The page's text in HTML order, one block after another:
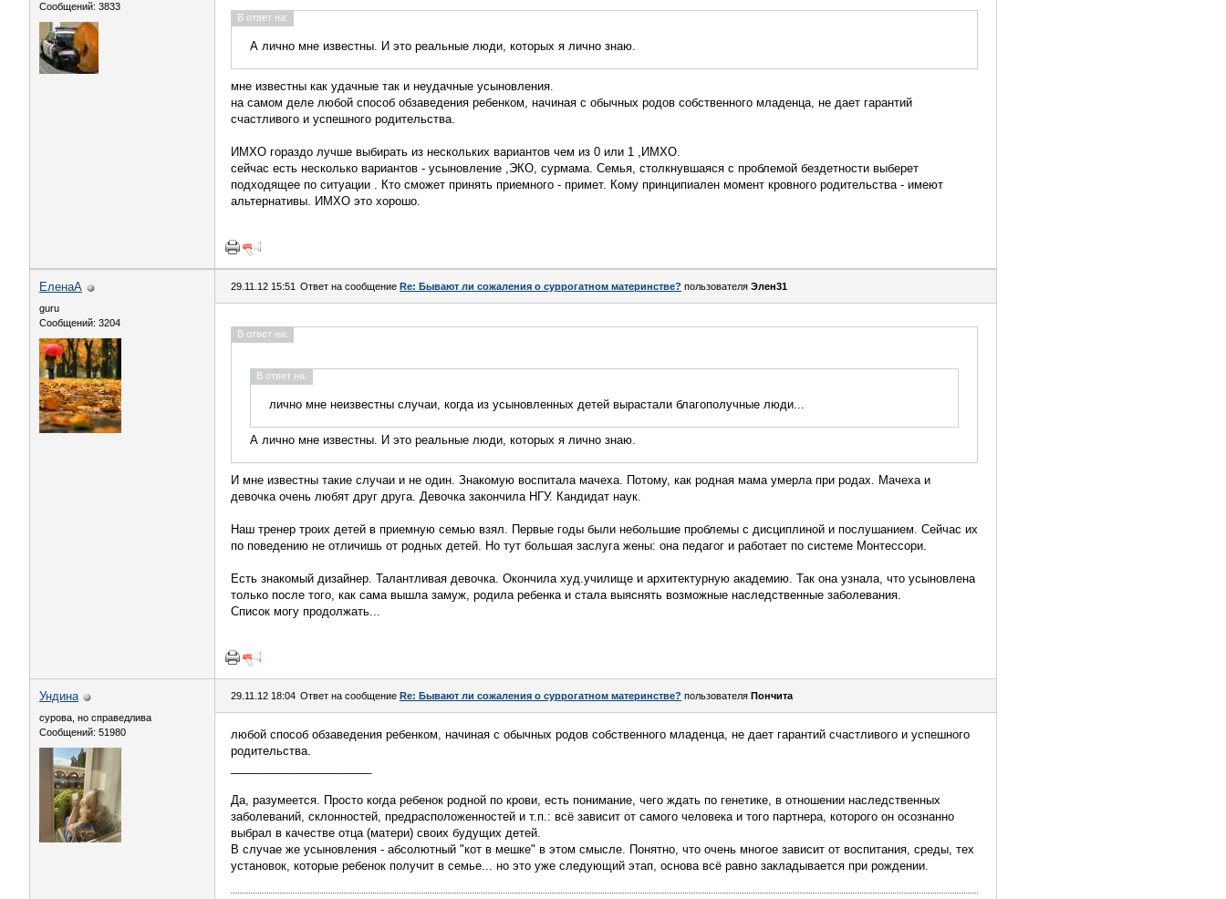
Сообщений: 3833
В ответ на:
А лично мне известны. И это реальные люди, которых я лично знаю.
мне известны как удачные так и неудачные усыновления.
на самом деле любой способ обзаведения ребенком, начиная с обычных родов собственного младенца, не дает гарантий
счастливого и успешного родительства.
ИМХО гораздо лучше выбирать из нескольких вариантов чем из 0 или 1 ,ИМХО.
сейчас есть несколько вариантов - усыновление ,ЭКО, сурмама. Семья, столкнувшаяся с проблемой бездетности выберет
подходящее по ситуации . Кто сможет принять приемного - примет. Кому принципиален момент кровного родительства - имеют
альтернативы. ИМХО это хорошо.
ЕленаА
guru
Сообщений: 3204
29.11.12 15:51 Ответ на сообщение Re: Бывают ли сожаления о суррогатном материнстве? пользователя Элен31
В ответ на:
В ответ на:
лично мне неизвестны случаи, когда из усыновленных детей вырастали благополучные люди...
А лично мне известны. И это реальные люди, которых я лично знаю.
И мне известны такие случаи и не один. Знакомую воспитала мачеха. Потому, как родная мама умерла при родах. Мачеха и
девочка очень любят друг друга. Девочка закончила НГУ. Кандидат наук.
Наш тренер троих детей в приемную семью взял. Первые годы были небольшие проблемы с дисциплиной и послушанием. Сейчас их
по поведению не отличишь от родных детей. Но тут большая заслуга жены: она педагог и работает по системе Монтессори.
Есть знакомый дизайнер. Талантливая девочка. Окончила худ.училище и архитектурную академию. Так она узнала, что усыновлена
только после того, как сама вышла замуж, родила ребенка и стала выяснять возможные наследственные заболевания.
Список могу продолжать...
Ундинa
сурова, но справедлива
Сообщений: 51980
29.11.12 18:04 Ответ на сообщение Re: Бывают ли сожаления о суррогатном материнстве? пользователя Пончита
любой способ обзаведения ребенком, начиная с обычных родов собственного младенца, не дает гарантий счастливого и успешного
родительства.
Да, разумеется. Просто когда ребенок родной по крови, есть понимание, чего ждать по генетике, в отношении наследственных
заболеваний, склонностей, предрасположенностей и т.п.: всё зависит от самого человека и того партнера, которого он осознанно
выбрал в качестве отца (матери) своих будущих детей.
В случае же усыновления - абсолютный "кот в мешке" в этом смысле. Понятно, что очень многое зависит от воспитания, среды, тех
установок, которые ребенок получит в семье... но это уже следующий этап, основа всё равно закладывается при рождении.